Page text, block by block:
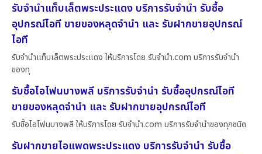
รับจำนำแท็บเล็ตพระประแดง บริการรับจำนำ รับซื้อ
อุปกรณ์ไอที ขายของหลุดจำนำ และ รับฝากขายอุปกรณ์
ไอที
รับจำนำแท็บเล็ตพระประแดง ให้บริการโดย รับจํานํา.com บริการรับจำนำ
ของทุ
รับซื้อไอโฟนบางพลี บริการรับจำนำ รับซื้ออุปกรณ์ไอที
ขายของหลุดจำนำ และ รับฝากขายอุปกรณ์ไอที
รับซื้อไอโฟนบางพลี ให้บริการโดย รับจํานํา.com บริการรับจำนำของทุกชนิด
รับฝากขายไอแพดพระประแดง บริการรับจำนำ รับซื้อ